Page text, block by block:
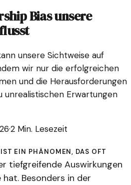
Bias unsere
unsere Sichtweise auf
wir nur die erfolgreichen
und die Herausforderungen
unrealistischen Erwartungen
·2 Min. Lesezeit
ein Phänomen, das oft
tiefgreifende Auswirkungen
Besonders in der